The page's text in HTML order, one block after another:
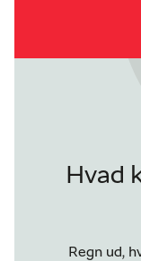
Hvad
Regn ud,